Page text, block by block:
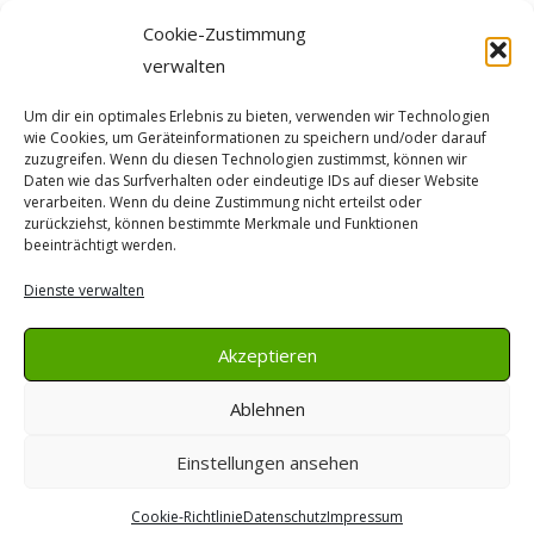
Cookie-Zustimmung
verwalten
Um dir ein optimales Erlebnis zu bieten, verwenden wir Technologien
wie Cookies, um Geräteinformationen zu speichern und/oder darauf
zuzugreifen. Wenn du diesen Technologien zustimmst, können wir
Daten wie das Surfverhalten oder eindeutige IDs auf dieser Website
verarbeiten. Wenn du deine Zustimmung nicht erteilst oder
zurückziehst, können bestimmte Merkmale und Funktionen
beeinträchtigt werden.
Dienste verwalten
Akzeptieren
Ablehnen
Einstellungen ansehen
Cookie-RichtlinieDatenschutzImpressum
Search
for:
Rechtliches
Impressum